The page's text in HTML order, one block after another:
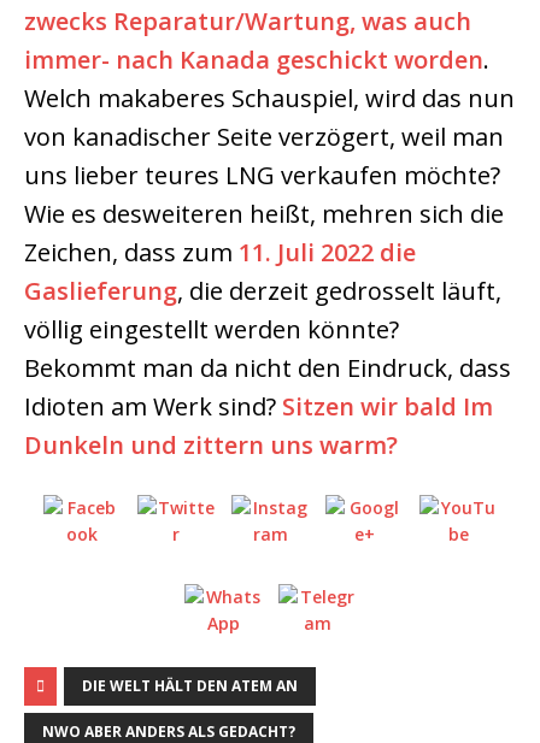
zwecks Reparatur/Wartung, was auch
immer- nach Kanada geschickt worden.
Welch makaberes Schauspiel, wird das nun
von kanadischer Seite verzögert, weil man
uns lieber teures LNG verkaufen möchte?
Wie es desweiteren heißt, mehren sich die
Zeichen, dass zum 11. Juli 2022 die
Gaslieferung, die derzeit gedrosselt läuft,
völlig eingestellt werden könnte?
Bekommt man da nicht den Eindruck, dass
Idioten am Werk sind? Sitzen wir bald Im
Dunkeln und zittern uns warm?
DIE WELT HÄLT DEN ATEM AN
NWO ABER ANDERS ALS GEDACHT?